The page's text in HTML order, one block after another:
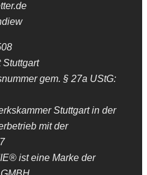
Stuttgart
gem. § 27a UStG:
Stuttgart in der
mit der
ist eine Marke der